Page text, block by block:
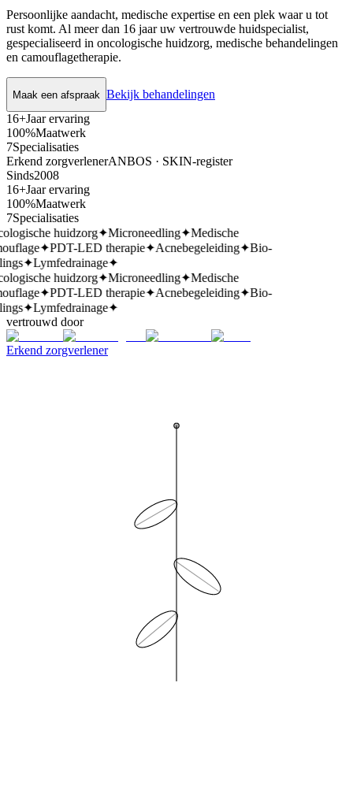
Persoonlijke aandacht, medische expertise en een plek waar u tot
rust komt. Al meer dan 16 jaar uw vertrouwde huidspecialist,
gespecialiseerd in oncologische huidzorg, medische behandelingen
en camouflagetherapie.
Maak een afspraak Bekijk behandelingen
16+Jaar ervaring
100%Maatwerk
7Specialisaties
Erkend zorgverlenerANBOS · SKIN-register
Sinds2008
16+Jaar ervaring
100%Maatwerk
7Specialisaties
huidzorg✦Microneedling✦Medische
✦PDT-LED therapie✦Acnebegeleiding✦Bio-
✦Lymfedrainage✦
huidzorg✦Microneedling✦Medische
✦PDT-LED therapie✦Acnebegeleiding✦Bio-
✦Lymfedrainage✦
vertrouwd door
Erkend zorgverlener